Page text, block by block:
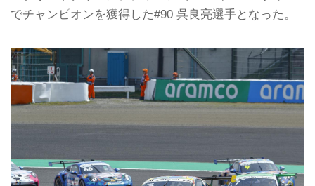
でチャンピオンを獲得した#90 呉良亮選手となった。